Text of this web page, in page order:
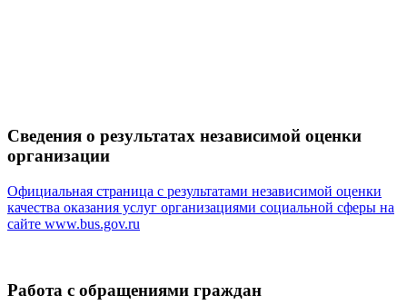
Сведения о результатах независимой оценки
организации
Официальная страница с результатами независимой оценки
качества оказания услуг организациями социальной сферы на
сайте www.bus.gov.ru
Работа с обращениями граждан